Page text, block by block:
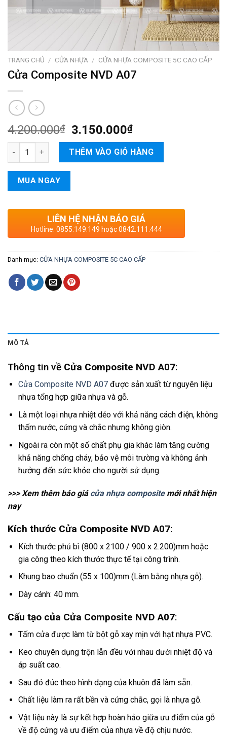
TRANG CHỦ / CỬA NHỰA / CỬA NHỰA COMPOSITE 5C CAO CẤP
Cửa Composite NVD A07
4.200.000₫ 3.150.000₫
Cửa Composite NVD A07 số lượng
THÊM VÀO GIỎ HÀNG
MUA NGAY
LIÊN HỆ NHẬN BÁO GIÁ
Hotline: 0855.149.149 hoặc 0842.111.444
Danh mục: CỬA NHỰA COMPOSITE 5C CAO CẤP
MÔ TẢ
Thông tin về Cửa Composite NVD A07:
Cửa Composite NVD A07được sản xuất từ nguyên liệu
nhựa tổng hợp giữa nhựa và gỗ.
Là một loại nhựa nhiệt dẻo với khả năng cách điện, không
thấm nước, cứng và chắc nhưng không giòn.
Ngoài ra còn một số chất phụ gia khác làm tăng cường
khả năng chống cháy, bảo vệ môi trường và không ảnh
hưởng đến sức khỏe cho người sử dụng.
>>> Xem thêm báo giá cửa nhựa compositemới nhất hiện
nay
Kích thước Cửa Composite NVD A07:
Kích thước phủ bì (800 x 2100 / 900 x 2.200)mm hoặc
gia công theo kích thước thực tế tại công trình.
Khung bao chuẩn (55 x 100)mm (Làm bằng nhựa gỗ).
Dày cánh: 40 mm.
Cấu tạo của Cửa Composite NVD A07:
Tấm cửa được làm từ bột gỗ xay mịn với hạt nhựa PVC.
Keo chuyên dụng trộn lẫn đều với nhau dưới nhiệt độ và
áp suất cao.
Sau đó đúc theo hình dạng của khuôn đã làm sẵn.
Chất liệu làm ra rất bền và cứng chắc, gọi là nhựa gỗ.
Vật liệu này là sự kết hợp hoàn hảo giữa ưu điểm của gỗ
về độ cứng và ưu điểm của nhựa về độ chịu nước.